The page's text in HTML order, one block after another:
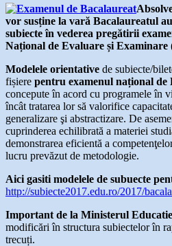
vor susține la vară Bacalaureatul
subiecte în vederea pregătirii
Național de Evaluare și Examinare
Modelele orientative de subiecte/
fișiere pentru examenul național de
concepute în acord cu programele în
încât tratarea lor să valorifice
generalizare şi abstractizare. De
cuprinderea echilibrată a materiei
demonstrarea eficientă a
lucru prevăzut de metodologie.
Aici gasiti modelele de subuecte
http://subiecte2017.edu.ro/2017/
Important de la Ministerul
modificări în structura subiectelor în
trecuți.